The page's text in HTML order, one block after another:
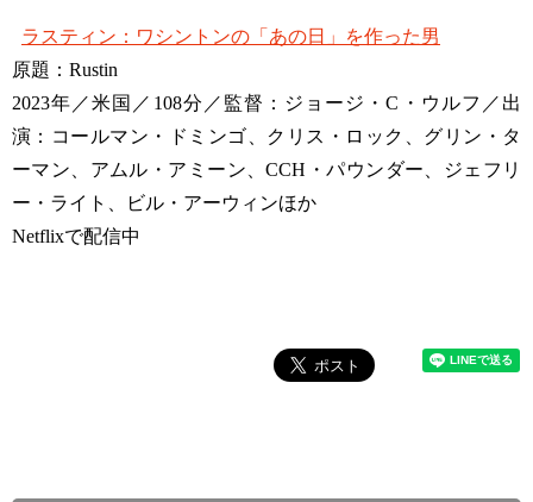
ラスティン：ワシントンの「あの日」を作った男
原題：Rustin
2023年／米国／108分／監督：ジョージ・C・ウルフ／出
演：コールマン・ドミンゴ、クリス・ロック、グリン・タ
ーマン、アムル・アミーン、CCH・パウンダー、ジェフリ
ー・ライト、ビル・アーウィンほか
Netflixで配信中